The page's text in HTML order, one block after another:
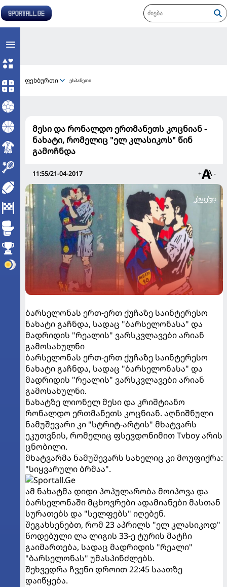
ფეხბურთი ესპანეთი
მესი და რონალდო ერთმანეთს კოცნიან -
ნახატი, რომელიც "ელ კლასიკოს" წინ
გამოჩნდა
11:55/21-04-2017 + -
ბარსელონას ერთ-ერთ ქუჩაზე საინტერესო
ნახატი გაჩნდა, სადაც "ბარსელონასა" და
მადრიდის "რეალის" ვარსკვლავები არიან
გამოსახულნი
ბარსელონას ერთ-ერთ ქუჩაზე საინტერესო
ნახატი გაჩნდა, სადაც "ბარსელონასა" და
მადრიდის "რეალის" ვარსკვლავები არიან
გამოსახულნი.
ნახატზე ლიონელ მესი და კრიშტიანო
რონალდო ერთმანეთს კოცნიან. აღნიშნული
ნამუშევარი კი "სტრიტ-არტის" მხატვარს
ეკუთვნის, რომელიც ფსევდონიმით Tvboy არის
ცნობილი.
მხატვარმა ნამუშევარს სახელიც კი მოუფიქრა:
"სიყვარული ბრმაა".
ამ ნახატმა დიდი პოპულარობა მოიპოვა და
ბარსელონაში მცხოვრები ადამიანები მასთან
სურათებს და "სელფებს" იღებენ.
შეგახსენებთ, რომ 23 აპრილს "ელ კლასიკოდ"
წოდებული ლა ლიგის 33-ე ტურის მატჩი
გაიმართება, სადაც მადრიდის "რეალი"
"ბარსელონას" უმასპინძლებს.
შეხვედრა ჩვენი დროით 22:45 საათზე
დაიწყება.